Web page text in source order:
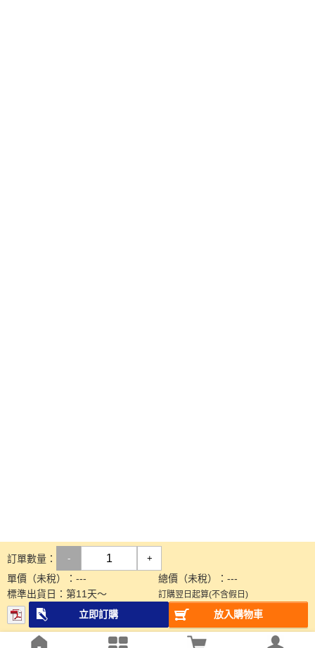
訂單數量： - +
單價（未稅）： --- 總價（未稅）： ---
標準出貨日： 第11 天～ 訂購翌日起算(不含假日)
立即訂購 放入購物車